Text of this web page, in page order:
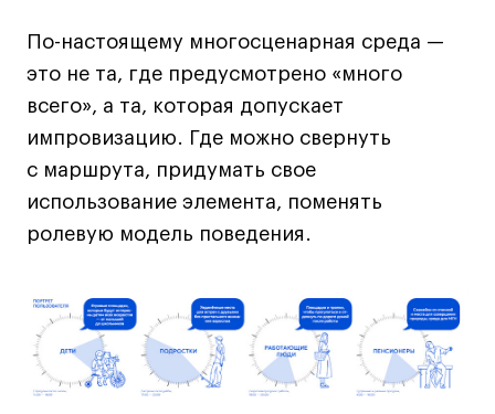
По-настоящему многосценарная среда —
это не та, где предусмотрено «много
всего», а та, которая допускает
импровизацию. Где можно свернуть
с маршрута, придумать свое
использование элемента, поменять
ролевую модель поведения.